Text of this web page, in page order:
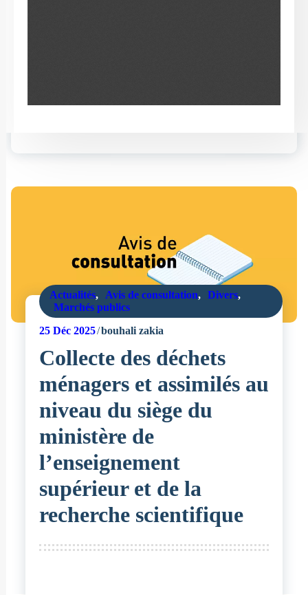
Actualités, Avis de consultation, Divers,
Marchés publics
25Déc 2025 bouhali zakia
Collecte des déchets
ménagers et assimilés au
niveau du siège du
ministère de
l’enseignement
supérieur et de la
recherche scientifique